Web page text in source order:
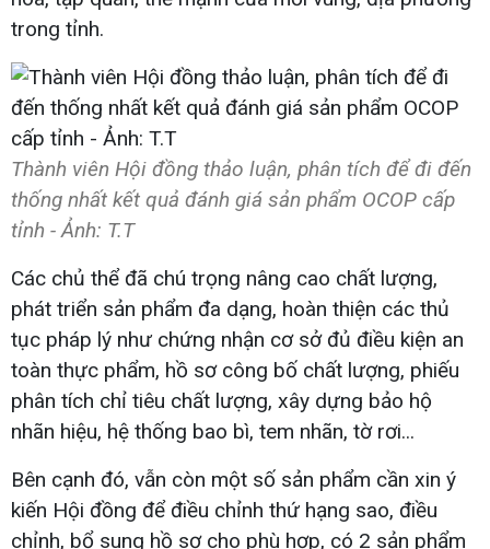
trong tỉnh.
Thành viên Hội đồng thảo luận, phân tích để đi đến
thống nhất kết quả đánh giá sản phẩm OCOP cấp
tỉnh - Ảnh: T.T
Các chủ thể đã chú trọng nâng cao chất lượng,
phát triển sản phẩm đa dạng, hoàn thiện các thủ
tục pháp lý như chứng nhận cơ sở đủ điều kiện an
toàn thực phẩm, hồ sơ công bố chất lượng, phiếu
phân tích chỉ tiêu chất lượng, xây dựng bảo hộ
nhãn hiệu, hệ thống bao bì, tem nhãn, tờ rơi...
Bên cạnh đó, vẫn còn một số sản phẩm cần xin ý
kiến Hội đồng để điều chỉnh thứ hạng sao, điều
chỉnh, bổ sung hồ sơ cho phù hợp, có 2 sản phẩm